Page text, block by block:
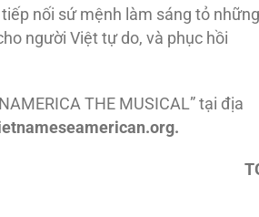
nối sứ mệnh làm sáng tỏ những
người Việt tự do, và phục hồi
THE MUSICAL” tại địa